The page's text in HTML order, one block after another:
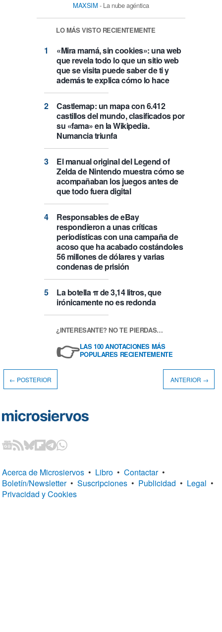
MAXSIM - La nube agéntica
LO MÁS VISTO RECIENTEMENTE
«Mira mamá, sin cookies»: una web
que revela todo lo que un sitio web
que se visita puede saber de ti y
además te explica cómo lo hace
Castlemap: un mapa con 6.412
castillos del mundo, clasificados por
su «fama» en la Wikipedia.
Numancia triunfa
El manual original del Legend of
Zelda de Nintendo muestra cómo se
acompañaban los juegos antes de
que todo fuera digital
Responsables de eBay
respondieron a unas críticas
periodísticas con una campaña de
acoso que ha acabado costándoles
56 millones de dólares y varias
condenas de prisión
La botella π de 3,14 litros, que
irónicamente no es redonda
¿INTERESANTE? NO TE PIERDAS…
👉LAS 100 ANOTACIONES MÁS
POPULARES RECIENTEMENTE
← POSTERIOR ANTERIOR →
Acerca de Microsiervos • Libro • Contactar •
Boletín/Newsletter • Suscripciones • Publicidad • Legal •
Privacidad y Cookies